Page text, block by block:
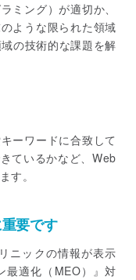
ミング）が適切か、
ような限られた領域
の技術的な課題を解
ーワードに合致して
ているかなど、Web
す。
要です
ニックの情報が表示
最適化（MEO）』対